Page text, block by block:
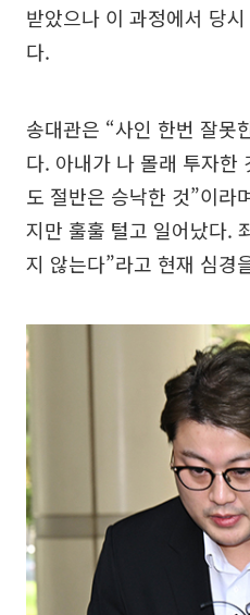
받았으나 이 과정에서 당
다.
송대관은 “사인 한번 잘못
다. 아내가 나 몰래 투자한
도 절반은 승낙한 것”이라
지만 훌훌 털고 일어났다.
지 않는다”라고 현재 심경